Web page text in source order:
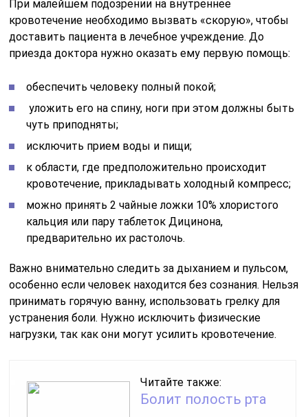
При малейшем подозрении на внутреннее
кровотечение необходимо вызвать «скорую», чтобы
доставить пациента в лечебное учреждение. До
приезда доктора нужно оказать ему первую помощь:
обеспечить человеку полный покой;
уложить его на спину, ноги при этом должны быть
чуть приподняты;
исключить прием воды и пищи;
к области, где предположительно происходит
кровотечение, прикладывать холодный компресс;
можно принять 2 чайные ложки 10% хлористого
кальция или пару таблеток Дицинона,
предварительно их растолочь.
Важно внимательно следить за дыханием и пульсом,
особенно если человек находится без сознания. Нельзя
принимать горячую ванну, использовать грелку для
устранения боли. Нужно исключить физические
нагрузки, так как они могут усилить кровотечение.
Читайте также:
Болит полость рта